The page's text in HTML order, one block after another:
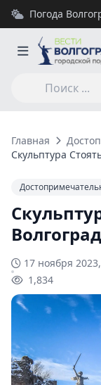
Погода
Главная
Скульптура
17 ноября
1,834